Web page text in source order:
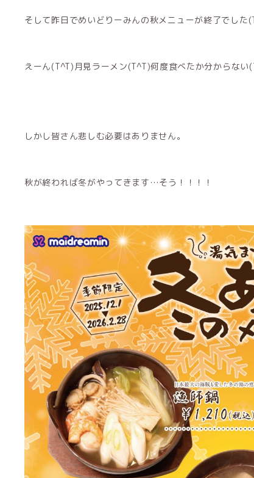
そして昨日でめいどりーみんの秋メニューが終了でした
えーん(T^T)月見ラーメン(T^T)何度食べたか分からな
しかし皆さん悲しむ必要はありません。
秋が終われば冬がやってきます…そう！！！！